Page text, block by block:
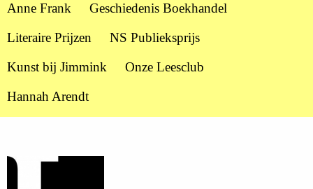
Anne Frank
Geschiedenis Boekhandel
Literaire Prijzen
NS Publieksprijs
Kunst bij Jimmink
Onze Leesclub
Hannah Arendt